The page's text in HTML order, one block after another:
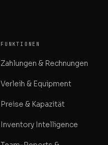
FUNKTIONEN
Zahlungen & Rechnungen
Verleih & Equipment
Preise & Kapazität
Inventory Intelligence